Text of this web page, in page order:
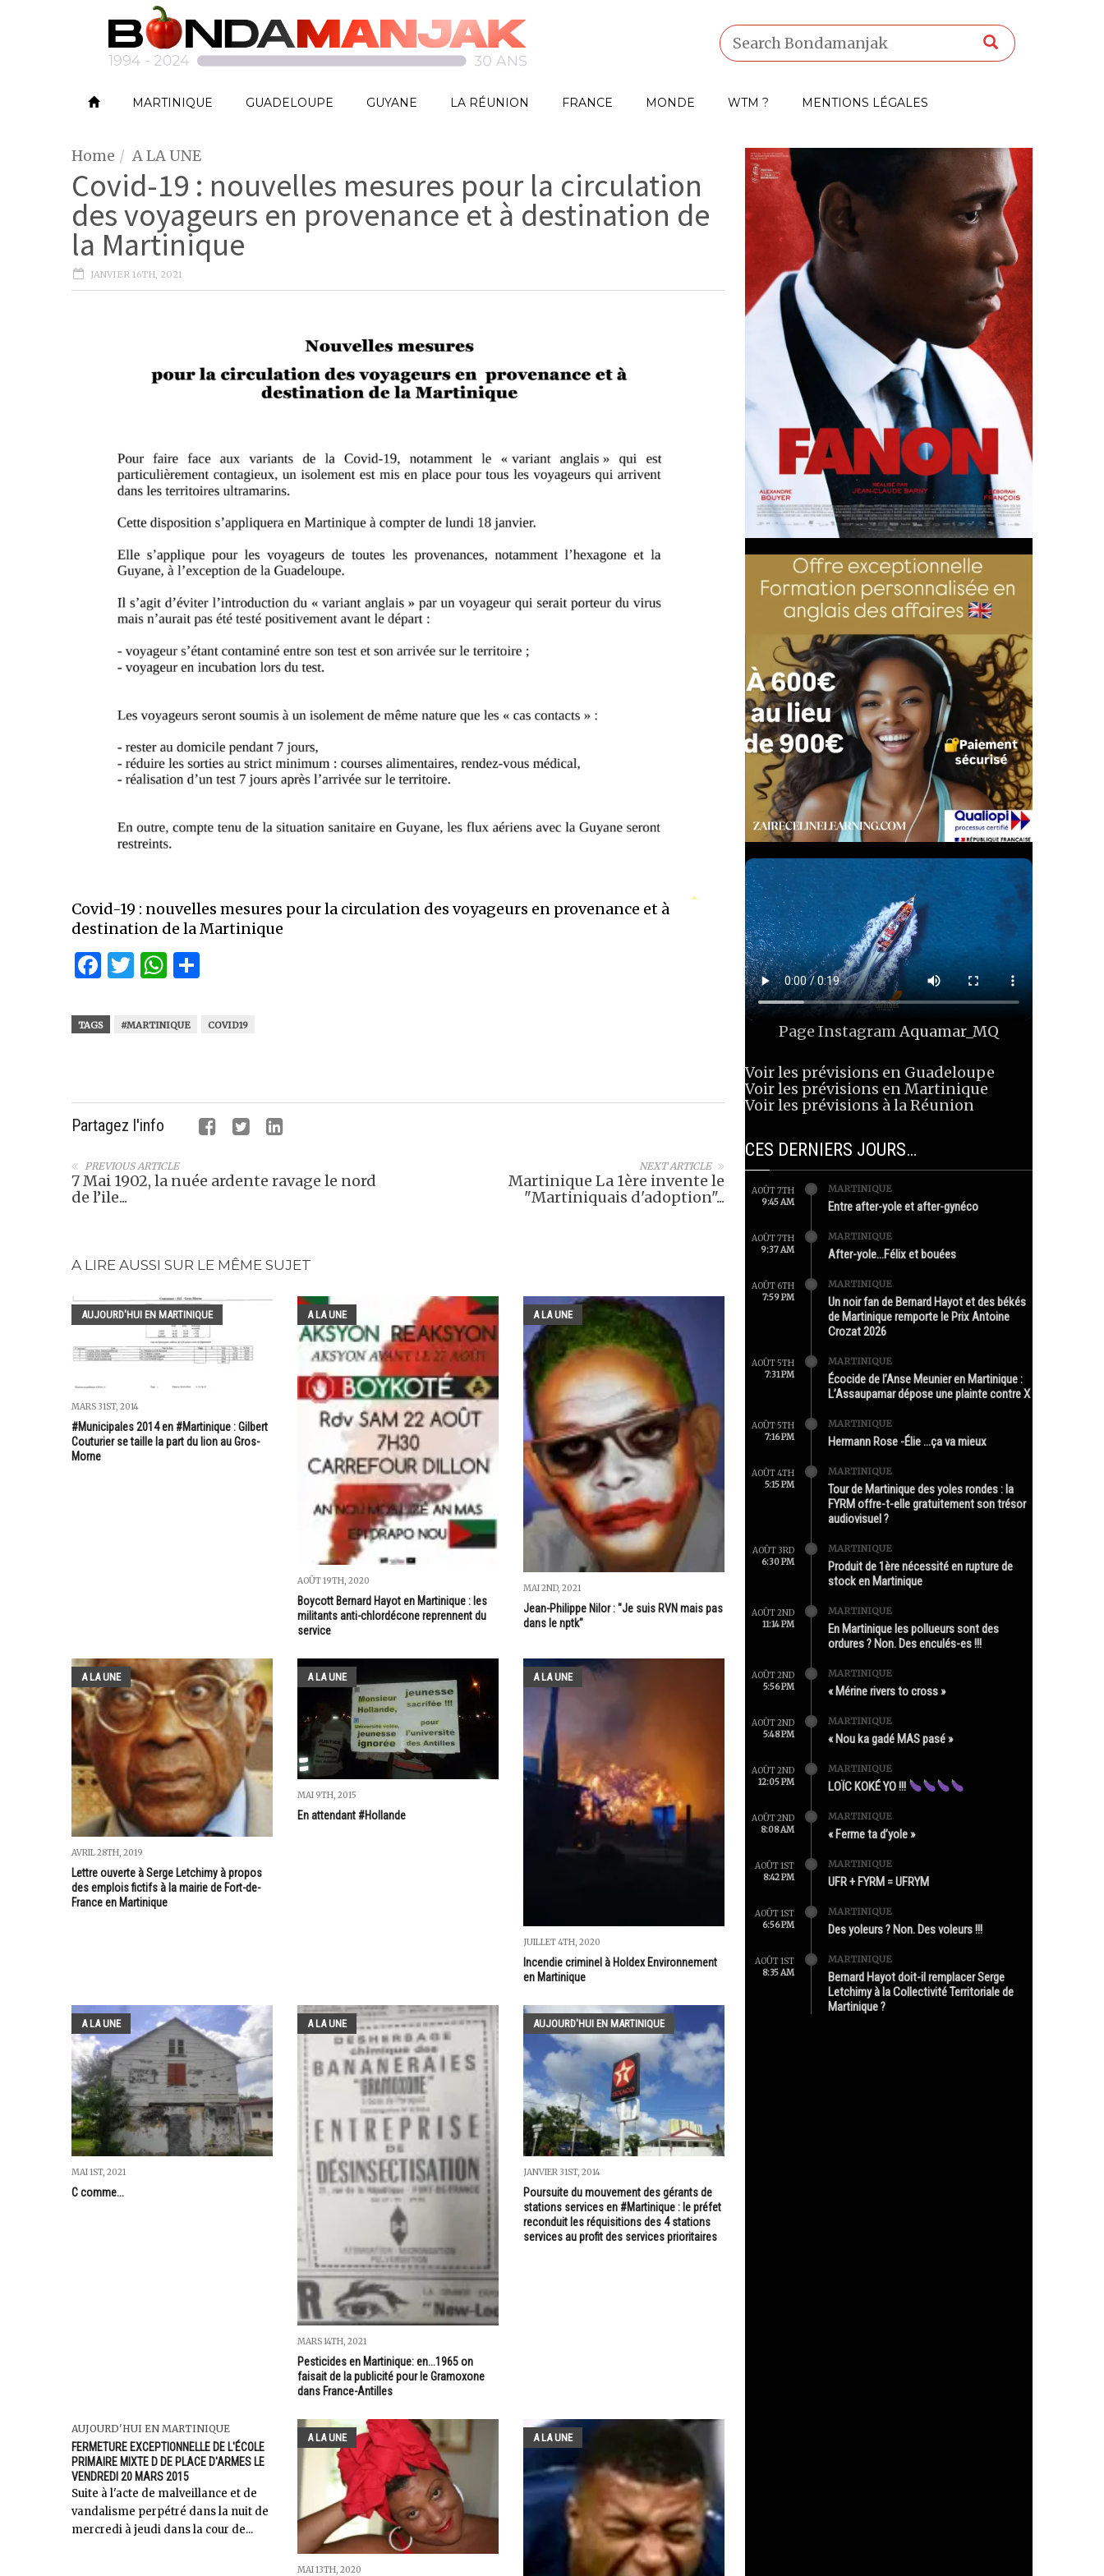
MARTINIQUE GUADELOUPE GUYANE LA RÉUNION FRANCE MONDE WTM ? MENTIONS LÉGALES
Home A LA UNE
Covid-19 : nouvelles mesures pour la circulation
des voyageurs en provenance et à destination de
la Martinique
JANVIER 16TH, 2021
Covid-19 : nouvelles mesures pour la circulation des voyageurs en provenance et à
destination de la Martinique
Facebook
Twitter
WhatsApp
TAGS #MARTINIQUE COVID19
Partagez l'info
NEXT ARTICLE
Martinique La 1ère invente le
"Martiniquais d'adoption"...
PREVIOUS ARTICLE
7 Mai 1902, la nuée ardente ravage le nord
de l’ile...
A LIRE AUSSI SUR LE MÊME SUJET
AUJOURD'HUI EN MARTINIQUE
MARS 31ST, 2014
#Municipales 2014 en #Martinique : Gilbert
Couturier se taille la part du lion au Gros-
Morne
A LA UNE
AOÛT 19TH, 2020
Boycott Bernard Hayot en Martinique : les
militants anti-chlordécone reprennent du
service
A LA UNE
MAI 2ND, 2021
Jean-Philippe Nilor : "Je suis RVN mais pas
dans le nptk"
A LA UNE
AVRIL 28TH, 2019
Lettre ouverte à Serge Letchimy à propos
des emplois fictifs à la mairie de Fort-de-
France en Martinique
A LA UNE
MAI 9TH, 2015
En attendant #Hollande
A LA UNE
JUILLET 4TH, 2020
Incendie criminel à Holdex Environnement
en Martinique
A LA UNE
MAI 1ST, 2021
C comme...
A LA UNE
MARS 14TH, 2021
Pesticides en Martinique: en...1965 on
faisait de la publicité pour le Gramoxone
dans France-Antilles
AUJOURD'HUI EN MARTINIQUE
JANVIER 31ST, 2014
Poursuite du mouvement des gérants de
stations services en #Martinique : le préfet
reconduit les réquisitions des 4 stations
services au profit des services prioritaires
AUJOURD'HUI EN MARTINIQUE
FERMETURE EXCEPTIONNELLE DE L'ÉCOLE
PRIMAIRE MIXTE D DE PLACE D'ARMES LE
VENDREDI 20 MARS 2015
Suite à l'acte de malveillance et de
vandalisme perpétré dans la nuit de
mercredi à jeudi dans la cour de...
A LA UNE
MAI 13TH, 2020
A LA UNE
Page InstagramAquamar_MQ
Voir les prévisions en Guadeloupe
Voir les prévisions en Martinique
Voir les prévisions à la Réunion
CES DERNIERS JOURS…
AOÛT 7TH
9:45 AM
MARTINIQUE
Entre after-yole et after-gynéco
AOÛT 7TH
9:37 AM
MARTINIQUE
After-yole…Félix et bouées
AOÛT 6TH
7:59 PM
MARTINIQUE
Un noir fan de Bernard Hayot et des békés
de Martinique remporte le Prix Antoine
Crozat 2026
AOÛT 5TH
7:31 PM
MARTINIQUE
Écocide de l’Anse Meunier en Martinique :
L’Assaupamar dépose une plainte contre X
AOÛT 5TH
7:16 PM
MARTINIQUE
Hermann Rose -Élie …ça va mieux
AOÛT 4TH
5:15 PM
MARTINIQUE
Tour de Martinique des yoles rondes : la
FYRM offre-t-elle gratuitement son trésor
audiovisuel ?
AOÛT 3RD
6:30 PM
MARTINIQUE
Produit de 1ère nécessité en rupture de
stock en Martinique
AOÛT 2ND
11:14 PM
MARTINIQUE
En Martinique les pollueurs sont des
ordures ? Non. Des enculés-es !!!
AOÛT 2ND
5:56 PM
MARTINIQUE
« Mérine rivers to cross »
AOÛT 2ND
5:48 PM
MARTINIQUE
« Nou ka gadé MAS pasé »
AOÛT 2ND
12:05 PM
MARTINIQUE
LOÏC KOKÉ YO !!!
AOÛT 2ND
8:08 AM
MARTINIQUE
« Ferme ta d’yole »
AOÛT 1ST
8:42 PM
MARTINIQUE
UFR + FYRM = UFRYM
AOÛT 1ST
6:56 PM
MARTINIQUE
Des yoleurs ? Non. Des voleurs !!!
AOÛT 1ST
8:35 AM
MARTINIQUE
Bernard Hayot doit-il remplacer Serge
Letchimy à la Collectivité Territoriale de
Martinique ?